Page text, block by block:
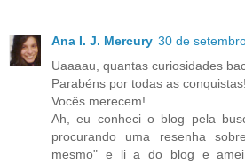
Ana I. J. Mercury 30 de
Uaaaau, quantas curiosidades
Parabéns por todas as conquistas!
Vocês merecem!
Ah, eu conheci o blog pela
procurando uma resenha
mesmo" e li a do blog e